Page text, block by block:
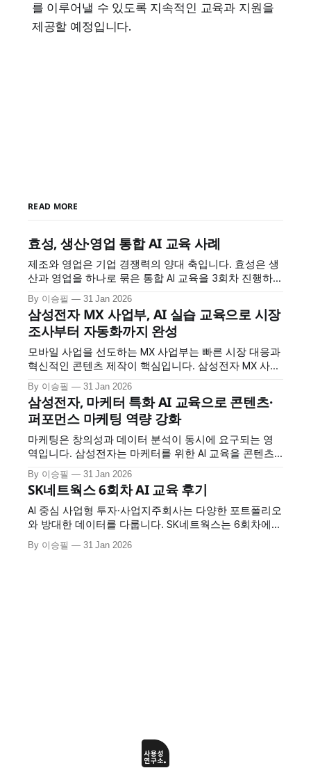
를 이루어낼 수 있도록 지속적인 교육과 지원을
제공할 예정입니다.
READ MORE
효성, 생산·영업 통합 AI 교육 사례
제조와 영업은 기업 경쟁력의 양대 축입니다. 효성은 생
산과 영업을 하나로 묶은 통합 AI 교육을 3회차 진행하
며, 두 부문이 공통으로 필요한 AI 역량을 체계적으로 강
화했습니다. 정보 검색부터 데이터 분석, 보고서 작성,
맞춤형 AI 도구 제작까지, 실무 전 과정을 AI로 혁신하는
방법을 배웠습니다. 교육 개요 * 교육 대상: 효성 생산·영
업 부문 * 교육
By 이승필 31 Jan 2026
삼성전자 MX 사업부, AI 실습 교육으로 시장
조사부터 자동화까지 완성
모바일 사업을 선도하는 MX 사업부는 빠른 시장 대응과
혁신적인 콘텐츠 제작이 핵심입니다. 삼성전자 MX 사업
부는 2회차에 걸친 AI 교육을 통해 시장 조사부터 멀티미
디어 콘텐츠 생성, 업무 자동화까지 AI를 전방위로 활용
하는 방법을 습득했습니다. 교육 개요 * 교육 대상: 삼성
전자 MX 사업부 * 교육 횟수: 2회차 * 교육 시간: 회차당
7시간 * 교육 특징: 시장조사·멀티미디어
By 이승필 31 Jan 2026
삼성전자, 마케터 특화 AI 교육으로 콘텐츠·
퍼포먼스 마케팅 역량 강화
마케팅은 창의성과 데이터 분석이 동시에 요구되는 영
역입니다. 삼성전자는 마케터를 위한 AI 교육을 콘텐츠
마케팅과 퍼포먼스 마케팅으로 나눠 4회차 진행하며, 각
영역에 특화된 AI 활용법을 집중적으로 훈련했습니다.
교육 개요 * 교육 대상: 삼성전자 마케터 * 교육 구성: 총
4회차 (콘텐츠 마케팅 2회 + 퍼포먼스 마케팅 2회) * 교
육 시간: 회차당 7시간 * 교육 특징: 마케팅 직무
By 이승필 31 Jan 2026
SK네트웍스 6회차 AI 교육 후기
AI 중심 사업형 투자·사업지주회사는 다양한 포트폴리오
와 방대한 데이터를 다룹니다. SK네트웍스는 6회차에
걸친 AI 교육을 통해 프롬프트 엔지니어링부터 엑셀 자
동화, 코딩 지원, 이미지 제작까지 실무 전반에 AI를 적용
By 이승필 31 Jan 2026